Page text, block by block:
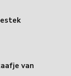
van